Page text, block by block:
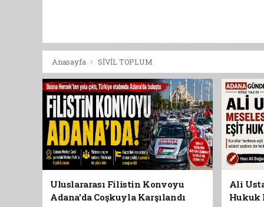
Anasayfa SİVİL TOPLUM
Uluslararası Filistin Konvoyu
Adana'da Coşkuyla Karşılandı
Ali
Hukuk